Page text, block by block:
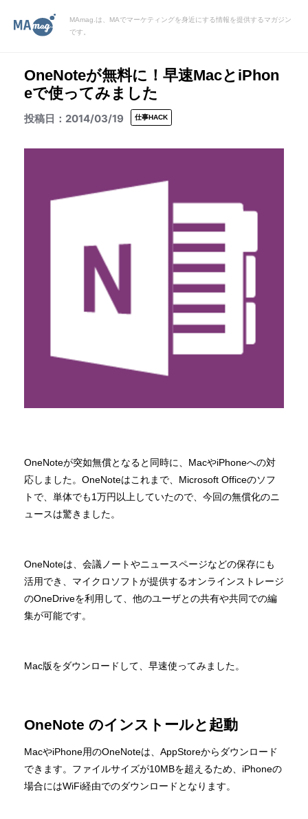
MAmag.は、MAでマーケティングを身近にする情報を提供するマガジン
です。
OneNoteが無料に！早速MacとiPhon
eで使ってみました
2014/03/19 仕事HACK
OneNoteが突如無償となると同時に、MacやiPhoneへの対
応しました。OneNoteはこれまで、Microsoft Officeのソフ
トで、単体でも1万円以上していたので、今回の無償化のニ
ュースは驚きました。
OneNoteは、会議ノートやニュースページなどの保存にも
活用でき、マイクロソフトが提供するオンラインストレージ
のOneDriveを利用して、他のユーザとの共有や共同での編
集が可能です。
Mac版をダウンロードして、早速使ってみました。
OneNote のインストールと起動
MacやiPhone用のOneNoteは、AppStoreからダウンロード
できます。ファイルサイズが10MBを超えるため、iPhoneの
場合にはWiFi経由でのダウンロードとなります。